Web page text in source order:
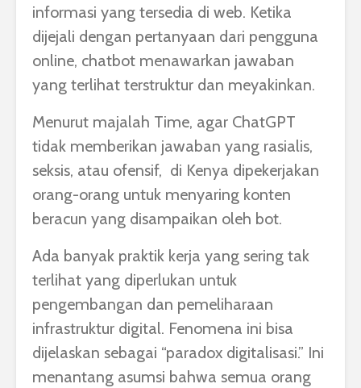
informasi yang tersedia di web. Ketika
dijejali dengan pertanyaan dari pengguna
online, chatbot menawarkan jawaban
yang terlihat terstruktur dan meyakinkan.
Menurut majalah Time, agar ChatGPT
tidak memberikan jawaban yang rasialis,
seksis, atau ofensif, di Kenya dipekerjakan
orang-orang untuk menyaring konten
beracun yang disampaikan oleh bot.
Ada banyak praktik kerja yang sering tak
terlihat yang diperlukan untuk
pengembangan dan pemeliharaan
infrastruktur digital. Fenomena ini bisa
dijelaskan sebagai “paradox digitalisasi.” Ini
menantang asumsi bahwa semua orang